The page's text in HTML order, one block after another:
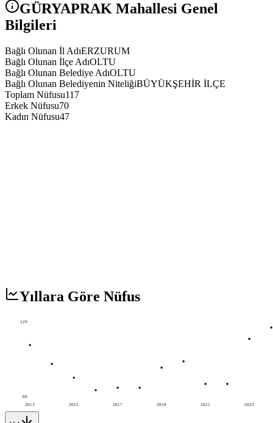
GÜRYAPRAK Mahallesi Genel
Bilgileri
Bağlı Olunan İl AdıERZURUM
Bağlı Olunan İlçe AdıOLTU
Bağlı Olunan Belediye AdıOLTU
Bağlı Olunan Belediyenin NiteliğiBÜYÜKŞEHİR İLÇE
Toplam Nüfusu117
Erkek Nüfusu70
Kadın Nüfusu47
Yıllara Göre Nüfus
2013 2015 2017 2019 2021 2023
129
69